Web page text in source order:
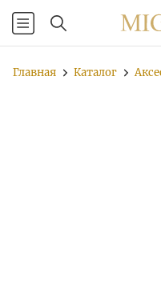
Главная Каталог